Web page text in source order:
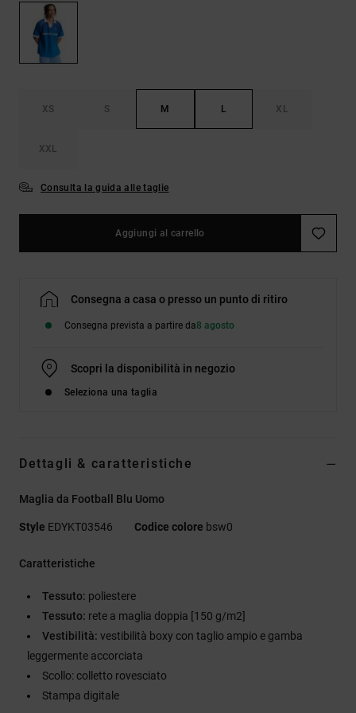
contatto.
XS S M L XL
XXL
Consulta la guida alle taglie
Aggiungi al carrello
Consegna a casa o presso un punto di ritiro
Consegna prevista a partire da8 agosto
Scopri la disponibilità in negozio
Seleziona una taglia
Dettagli & caratteristiche
Maglia da Football Blu Uomo
Style EDYKT03546 Codice colore bsw0
Caratteristiche
Tessuto: poliestere
Tessuto: rete a maglia doppia [150 g/m2]
Vestibilità: vestibilità boxy con taglio ampio e gamba
leggermente accorciata
Scollo: colletto rovesciato
Stampa digitale